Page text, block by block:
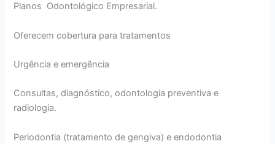
Planos Odontológico Empresarial.
Oferecem cobertura para tratamentos
Urgência e emergência
Consultas, diagnóstico, odontologia preventiva e
radiologia.
Periodontia (tratamento de gengiva) e endodontia